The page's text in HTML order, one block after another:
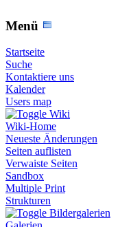
Menü
Startseite
Suche
Kontaktiere uns
Kalender
Users map
Wiki
Wiki-Home
Neueste Änderungen
Seiten auflisten
Verwaiste Seiten
Sandbox
Multiple Print
Strukturen
Bildergalerien